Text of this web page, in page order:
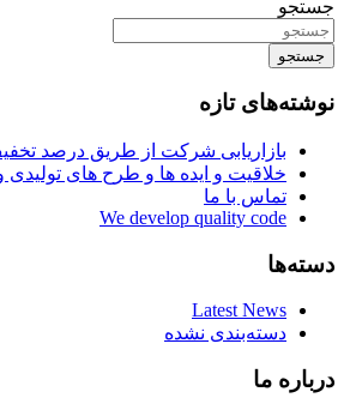
جستجو
جستجو
نوشته‌های تازه
بازاریابی شرکت از طریق درصد
خلاقیت و ایده ها و طرح های
تماس با ما
We develop quality code
دسته‌ها
Latest News
دسته‌بندی نشده
درباره ما